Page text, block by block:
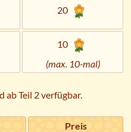
20
10
(max. 10-mal)
ab Teil 2 verfügbar.
Preis